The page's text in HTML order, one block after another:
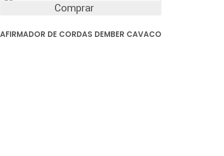
Comprar
AFIRMADOR DE CORDAS DEMBER CAVACO